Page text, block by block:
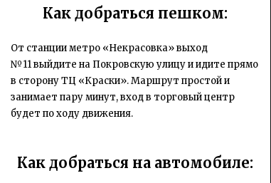
Как добраться пешком:
От станции метро «Некрасовка» выход
№11 выйдите на Покровскую улицу и идите прямо
в сторону ТЦ «Краски». Маршрут простой и
занимает пару минут, вход в торговый центр
будет по ходу движения.
Как добраться на автомобиле: